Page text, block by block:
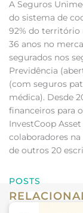
A Seguros
do sistema de
92% do território
36 anos no
segurados nos
Previdência
(com seguros
médica). Desde
financeiros para
InvestCoop
colaboradores
de outros 20
POSTS